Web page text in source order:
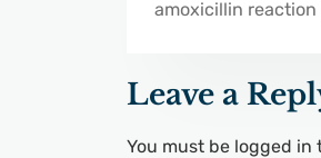
amoxicillin reaction
Leave a
You must be logged in